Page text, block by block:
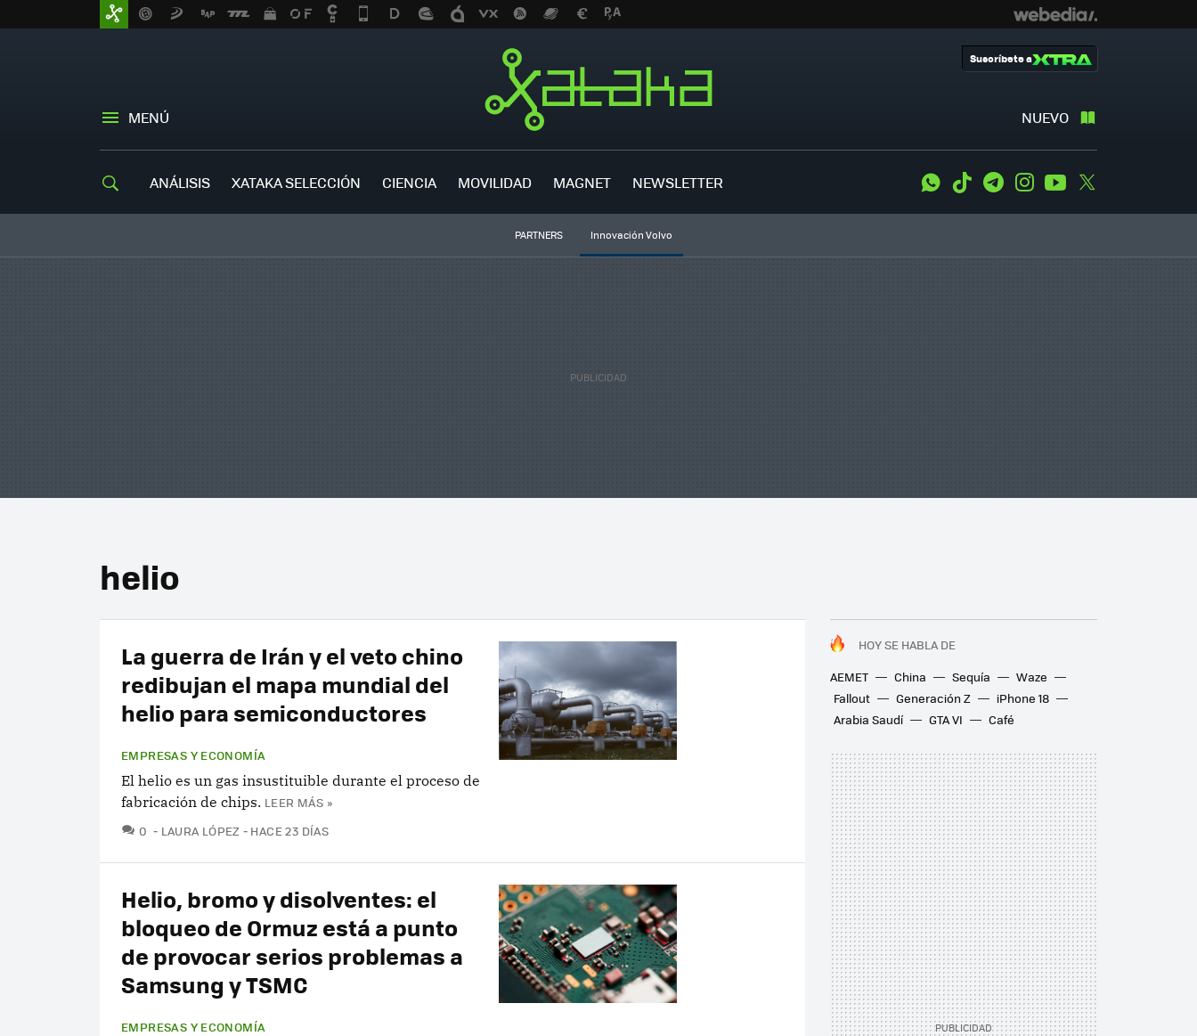
MENÚ NUEVO
Suscríbete a
ANÁLISIS XATAKA SELECCIÓN CIENCIA MOVILIDAD MAGNET NEWSLETTER WhatsApp
Tiktok TelegramInstagramYoutube
PARTNERS Innovación Volvo
helio
HOY SE HABLA DE
AEMET
China Sequía
Waze
Fallout
Generación Z
iPhone 18
Arabia Saudí
GTA VI Café
La guerra de Irán y el veto chino
redibujan el mapa mundial del
helio para semiconductores
EMPRESAS Y ECONOMÍA
El helio es un gas insustituible durante el proceso de
fabricación de chips. LEER MÁS »
0 COMENTARIOS
LAURA LÓPEZ HACE 23 DÍAS
Helio, bromo y disolventes: el
bloqueo de Ormuz está a punto
de provocar serios problemas a
Samsung y TSMC
EMPRESAS Y ECONOMÍA